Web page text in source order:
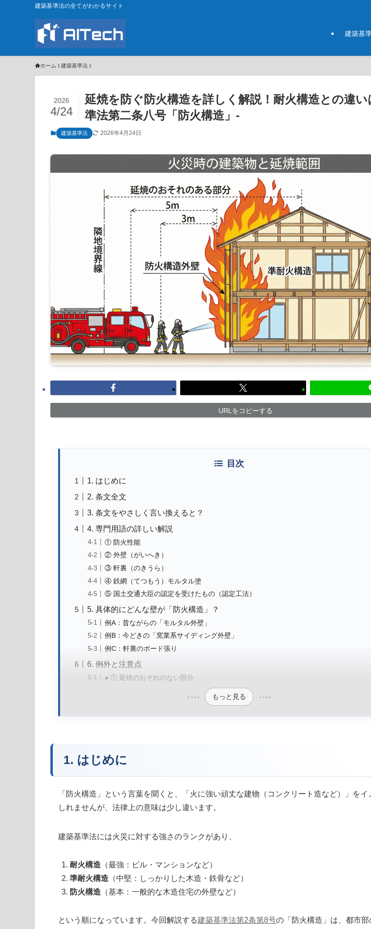
建築基準法の全てがわかるサイト
建築基
ホーム 建築基準法
延焼を防ぐ防火構造を詳しく解説！耐火構造との違
準法第二条八号「防火構造」-
2026
4/24
建築基準法 2026年4月24日
URLをコピーする
目次
1. はじめに
2. 条文全文
3. 条文をやさしく言い換えると？
4. 専門用語の詳しい解説
① 防火性能
② 外壁（がいへき）
③ 軒裏（のきうら）
④ 鉄網（てつもう）モルタル塗
⑤ 国土交通大臣の認定を受けたもの（認定工法）
5. 具体的にどんな壁が「防火構造」？
例A：昔ながらの「モルタル外壁」
例B：今どきの「窯業系サイディング外壁」
例C：軒裏のボード張り
6. 例外と注意点
● ① 延焼のおそれのない部分
もっと見る
1. はじめに
「防火構造」という言葉を聞くと、「火に強い頑丈な建物（コンクリート造など）」をイ
しれませんが、法律上の意味は少し違います。
建築基準法には火災に対する強さのランクがあり、
耐火構造 （最強：ビル・マンションなど）
準耐火構造 （中堅：しっかりした木造・鉄骨など）
防火構造 （基本：一般的な木造住宅の外壁など）
という順になっています。今回解説する建築基準法第2条第8号の「防火構造」は、都市